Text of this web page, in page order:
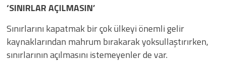
‘SINIRLAR AÇILMASIN’
Sınırlarını kapatmak bir çok ülkeyi önemli gelir
kaynaklarından mahrum bırakarak yoksullaştırırken,
sınırlarının açılmasını istemeyenler de var.